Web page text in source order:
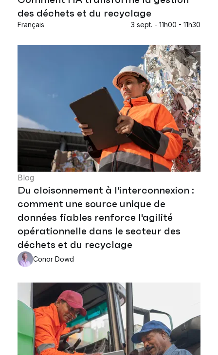
des déchets et du recyclage
Français 3 sept. - 11h00 - 11h30
Blog
Du cloisonnement à l'interconnexion :
comment une source unique de
données fiables renforce l'agilité
opérationnelle dans le secteur des
déchets et du recyclage
Conor Dowd